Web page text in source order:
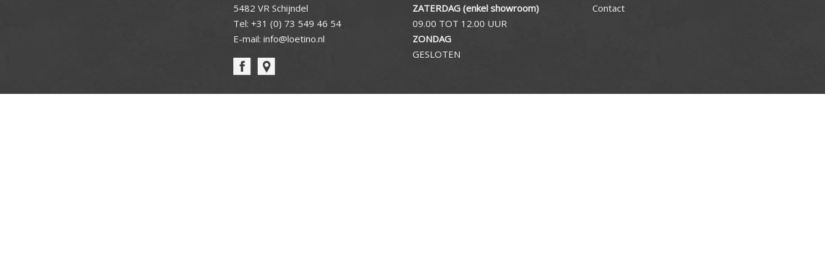
5482 VR Schijndel
Tel: +31 (0) 73 549 46 54
E-mail: info@loetino.nl
ZATERDAG (enkel showroom)
09.00 TOT 12.00 UUR
ZONDAG
GESLOTEN
Contact